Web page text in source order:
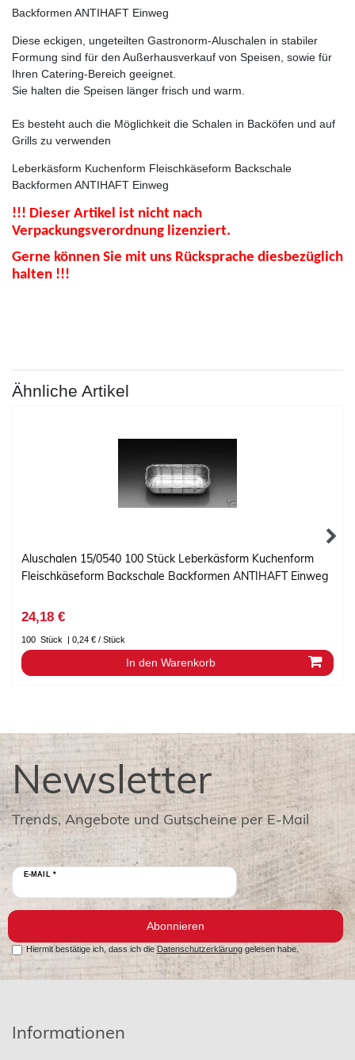
Backformen ANTIHAFT Einweg
Diese eckigen, ungeteilten Gastronorm-Aluschalen in stabiler
Formung sind für den Außerhausverkauf von Speisen, sowie für
Ihren Catering-Bereich geeignet.
Sie halten die Speisen länger frisch und warm.
Es besteht auch die Möglichkeit die Schalen in Backöfen und auf
Grills zu verwenden
Leberkäsform Kuchenform Fleischkäseform Backschale
Backformen ANTIHAFT Einweg
!!! Dieser Artikel ist nicht nach
Verpackungsverordnung lizenziert.
Gerne können Sie mit uns Rücksprache diesbezüglich
halten !!!
Ähnliche Artikel
Aluschalen 15/0540 100 Stück Leberkäsform Kuchenform
Fleischkäseform Backschale Backformen ANTIHAFT Einweg
24,18 €
100 Stück | 0,24 € / Stück
In den Warenkorb
Newsletter
Trends, Angebote und Gutscheine per E-Mail
E-MAIL *
Abonnieren
Hiermit bestätige ich, dass ich die Datenschutzerklärunggelesen habe.
Informationen